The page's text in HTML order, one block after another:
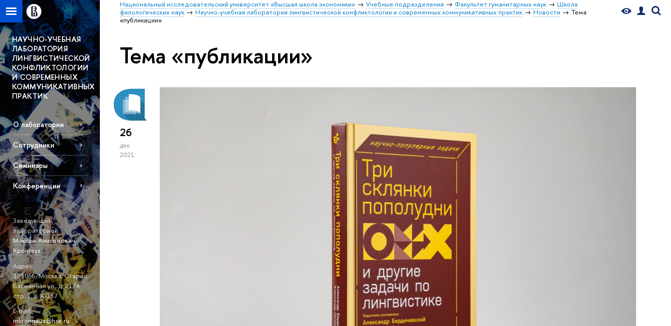
Национальный исследовательский университет «Высшая школа экономики» Учебные подразделения Факультет гуманитарных наук
Школа
филологических наук
Научно-учебная лаборатория лингвистической конфликтологии и современных коммуникативных практик Новости
Тема
«публикации»
НАУЧНО-УЧЕБНАЯ
ЛАБОРАТОРИЯ
ЛИНГВИСТИЧЕСКОЙ
КОНФЛИКТОЛОГИИ
И СОВРЕМЕННЫХ
КОММУНИКАТИВНЫХ
ПРАКТИК
О лаборатории
Сотрудники
Семинары
Конференции
Заведующий
лабораторией:
Максим Анисимович
Кронгауз
Адрес:
105066, Москва, Старая
Басманная ул., д. 21/4
стр. 1, к. А-137
E-mail:
mkrongauz@hse.ru
Тема «публикации»
26
дек
2021